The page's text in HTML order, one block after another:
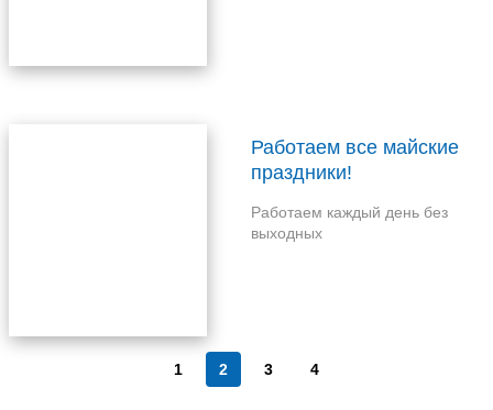
Работаем все майские
праздники!
Работаем каждый день без
выходных
1 2 3 4